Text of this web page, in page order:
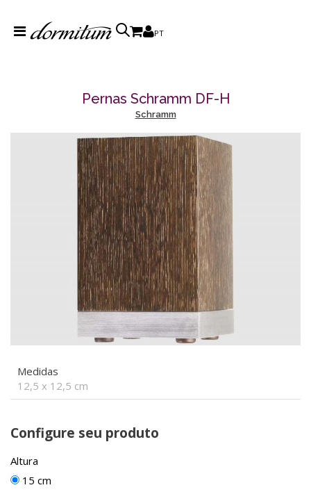
PT
Pernas Schramm DF-H
Schramm
Medidas
12,5 x 12,5 cm
Configure seu produto
Altura
15 cm